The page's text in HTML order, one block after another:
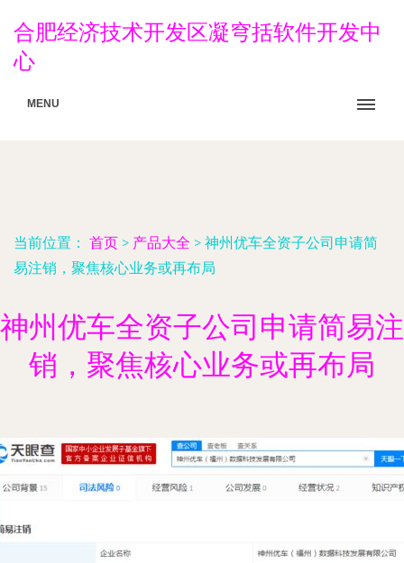
合肥经济技术开发区凝穹括软件开发中
心
MENU
当前位置： 首页 > 产品大全 > 神州优车全资子公司申请简
易注销，聚焦核心业务或再布局
神州优车全资子公司申请简易注
销，聚焦核心业务或再布局